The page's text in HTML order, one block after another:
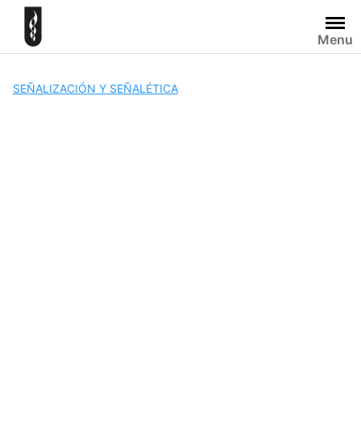
Skip
content
Menu
SEÑALIZACIÓN Y SEÑALÉTICA